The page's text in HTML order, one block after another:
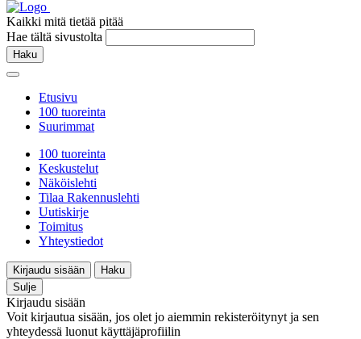
Kaikki mitä tietää pitää
Hae tältä sivustolta
Haku
Etusivu
100 tuoreinta
Suurimmat
100 tuoreinta
Keskustelut
Näköislehti
Tilaa Rakennuslehti
Uutiskirje
Toimitus
Yhteystiedot
Kirjaudu sisään
Haku
Sulje
Kirjaudu sisään
Voit kirjautua sisään, jos olet jo aiemmin rekisteröitynyt ja sen
yhteydessä luonut käyttäjäprofiilin